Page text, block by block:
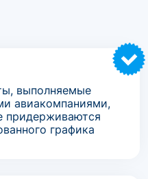
выполняемые
авиакомпаниями,
придерживаются
графика